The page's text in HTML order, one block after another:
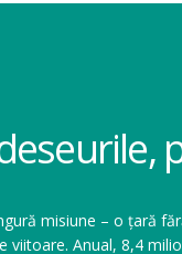
misiune – o țară
viitoare. Anual, 8,4